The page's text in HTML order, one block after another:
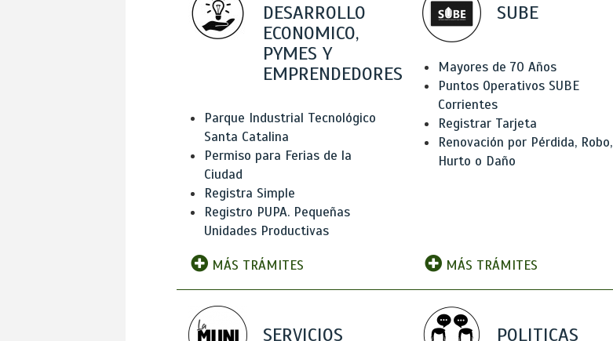
DESARROLLO
ECONOMICO,
PYMES Y
EMPRENDEDORES
Parque Industrial Tecnológico
Santa Catalina
Permiso para Ferias de la
Ciudad
Registra Simple
Registro PUPA. Pequeñas
Unidades Productivas
MÁS TRÁMITES
SUBE
Mayores de 70 Años
Puntos Operativos SUBE
Corrientes
Registrar Tarjeta
Renovación por Pérdida, Robo,
Hurto o Daño
MÁS TRÁMITES
SERVICIOS
POLITICAS